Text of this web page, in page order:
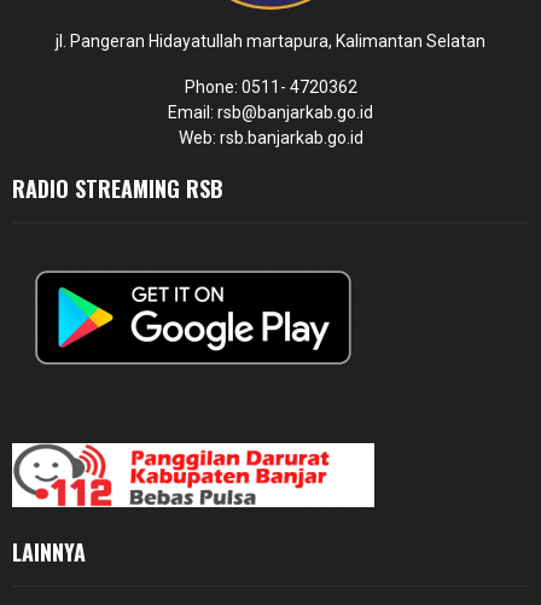
jl. Pangeran Hidayatullah martapura, Kalimantan Selatan
Phone: 0511- 4720362
Email: rsb@banjarkab.go.id
Web: rsb.banjarkab.go.id
RADIO STREAMING RSB
LAINNYA